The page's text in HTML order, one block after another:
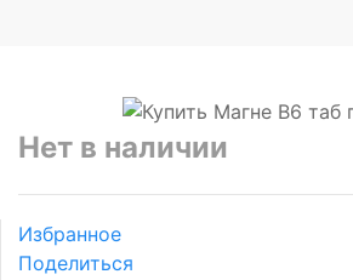
Нет в наличии
Избранное
Поделиться